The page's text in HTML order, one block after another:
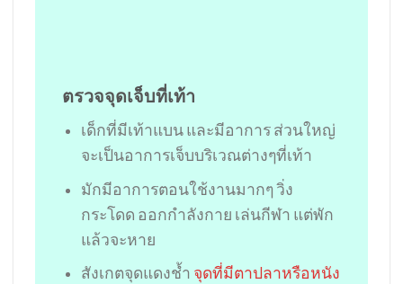
ตรวจจุดเจ็บที่เท้า
เด็กที่มีเท้าแบน และมีอาการ ส่วนใหญ่
จะเป็นอาการเจ็บบริเวณต่างๆที่เท้า
มักมีอาการตอนใช้งานมากๆ วิ่ง
กระโดด ออกกำลังกาย เล่นกีฬา แต่พัก
แล้วจะหาย
สังเกตจุดแดงช้ำ จุดที่มีตาปลาหรือหนัง